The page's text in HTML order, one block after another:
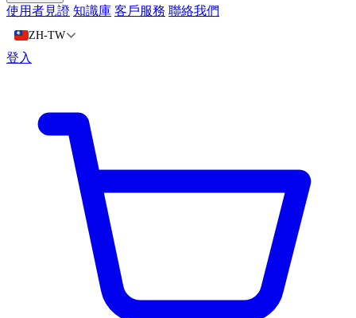
使用者見證 知識庫 客戶服務 聯絡我們
ZH-TW
登入